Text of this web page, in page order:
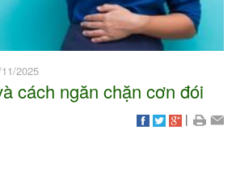
2025
cách ngăn chặn cơn đói
|